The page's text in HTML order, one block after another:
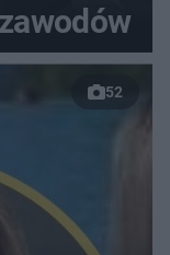
52